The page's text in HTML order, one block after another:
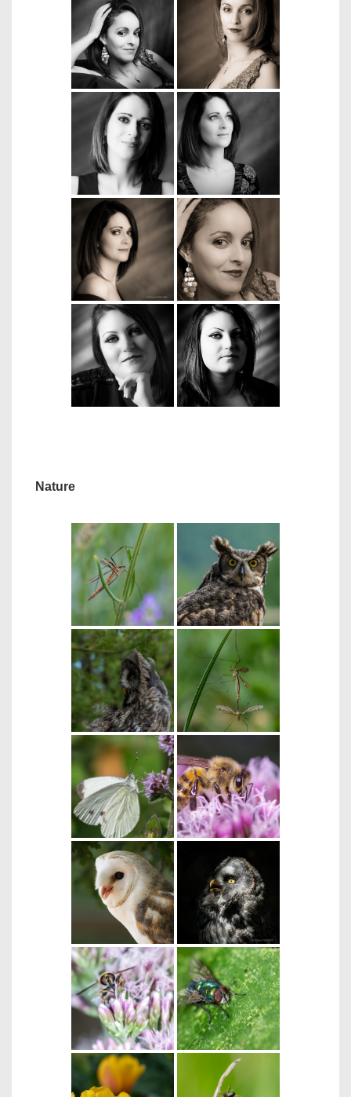
Nature